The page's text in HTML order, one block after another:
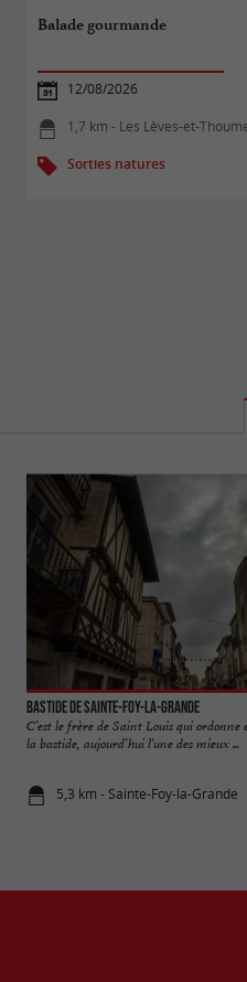
Balade gourmande
12/08/2026
1,7 km - Les Lèves-et-
Sorties natures
Bastide de Sainte-Foy-la-Grande
C’est le frère de Saint Louis qui ordonne
la bastide, aujourd’hui l’une des mieux ...
5,3 km - Sainte-Foy-la-Grande